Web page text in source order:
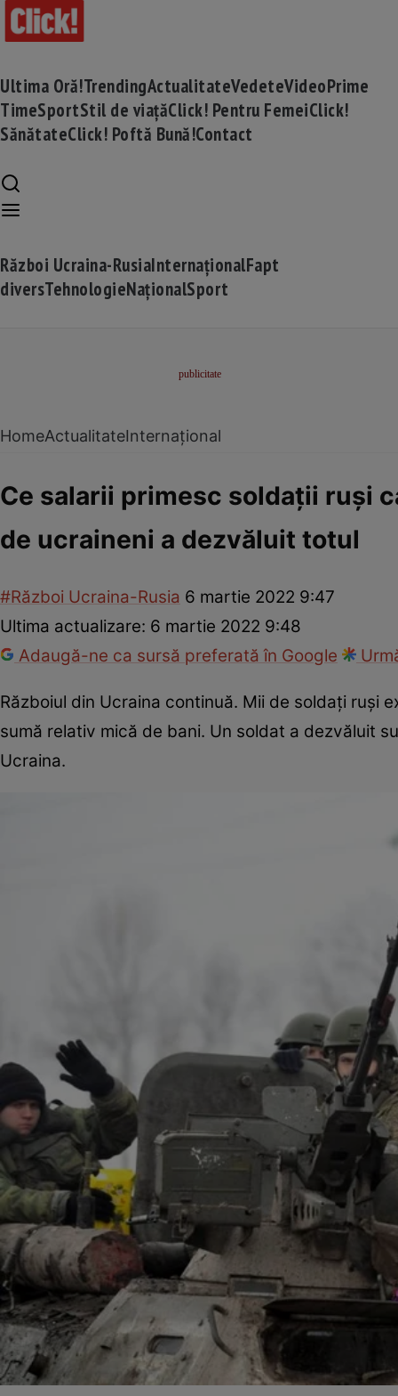
Ultima Oră!TrendingActualitateVedeteVideoPrime
TimeSportStil de viațăClick! Pentru FemeiClick!
SănătateClick! Poftă Bună!Contact
Război Ucraina-RusiaInternaționalFapt
diversTehnologieNaționalSport
HomeActualitateInternațional
Ce salarii primesc soldații ruși
de ucraineni a dezvăluit totul
#Război Ucraina-Rusia 6 martie 2022 9:47
Ultima actualizare: 6 martie 2022 9:48
Adaugă-ne ca sursă preferată în Google
Războiul din Ucraina continuă. Mii de soldați ruși
sumă relativ mică de bani. Un soldat a dezvăluit
Ucraina.